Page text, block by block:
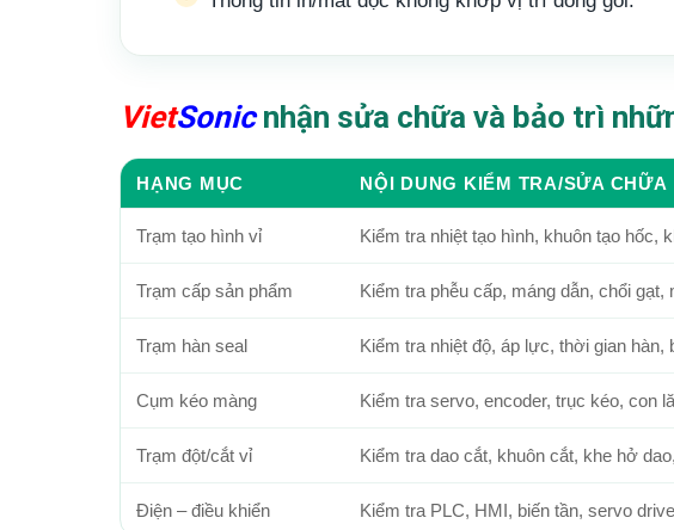
VietSonicnhận sửa chữa và bảo trì
HẠNG MỤC NỘI DUNG KIỂM TRA/SỬA CHỮA
Trạm tạo hình vỉ Kiểm tra nhiệt tạo hình, khuôn tạo hốc,
Trạm cấp sản phẩm Kiểm tra phễu cấp, máng dẫn, chổi
Trạm hàn seal Kiểm tra nhiệt độ, áp lực, thời gian
Cụm kéo màng Kiểm tra servo, encoder, trục kéo, con
Trạm đột/cắt vỉ Kiểm tra dao cắt, khuôn cắt, khe hở
Điện – điều khiển Kiểm tra PLC, HMI, biến tần, servo